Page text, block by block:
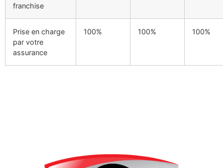
franchise
Prise en charge
par votre
assurance
100% 100% 100%